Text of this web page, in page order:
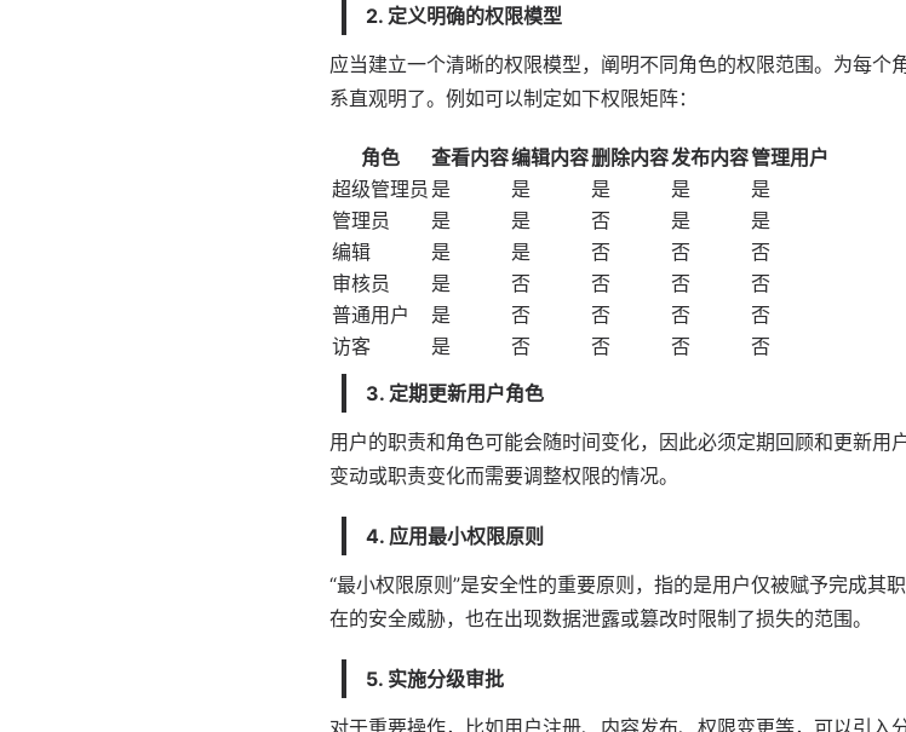
2. 定义明确的权限模型
应当建立一个清晰的权限模型，阐明不同角色的权限范围。为每个
系直观明了。例如可以制定如下权限矩阵：
角色 查看内容编辑内容删除内容发布内容管理用户
超级管理员 是 是 是 是
是
管理员
是 是 否 是
是
编辑
是 是 否 否
否
审核员
是 否 否 否
否
普通用户
是 否 否 否
否
访客
是 否 否 否
否
3. 定期更新用户角色
用户的职责和角色可能会随时间变化，因此必须定期回顾和更新用
变动或职责变化而需要调整权限的情况。
4. 应用最小权限原则
“最小权限原则”是安全性的重要原则，指的是用户仅被赋予完成其
在的安全威胁，也在出现数据泄露或篡改时限制了损失的范围。
5. 实施分级审批
对于重要操作，比如用户注册、内容发布、权限变更等，可以引入